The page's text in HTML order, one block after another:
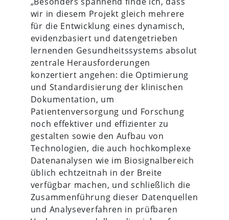
wir in diesem Projekt gleich mehrere
für die Entwicklung eines dynamisch,
evidenzbasiert und datengetrieben
lernenden Gesundheitssystems absolut
zentrale Herausforderungen
konzertiert angehen: die Optimierung
und Standardisierung der klinischen
Dokumentation, um
Patientenversorgung und Forschung
noch effektiver und effizienter zu
gestalten sowie den Aufbau von
Technologien, die auch hochkomplexe
Datenanalysen wie im Biosignalbereich
üblich echtzeitnah in der Breite
verfügbar machen, und schließlich die
Zusammenführung dieser Datenquellen
und Analyseverfahren in prüfbaren